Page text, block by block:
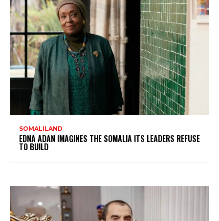
SOMALILAND
EDNA ADAN IMAGINES THE SOMALIA ITS LEADERS REFUSE
TO BUILD